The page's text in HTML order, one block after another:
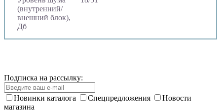
(внутренний/
внешний блок),
Дб
Подписка на рассылку:
Новинки каталога Спецпредложения
Новости
магазина